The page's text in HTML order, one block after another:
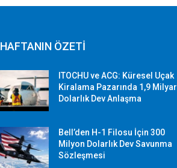
HAFTANIN ÖZETİ
ITOCHU ve ACG: Küresel Uçak
Kiralama Pazarında 1,9 Milyar
Dolarlık Dev Anlaşma
Bell’den H-1 Filosu İçin 300
Milyon Dolarlık Dev Savunma
Sözleşmesi